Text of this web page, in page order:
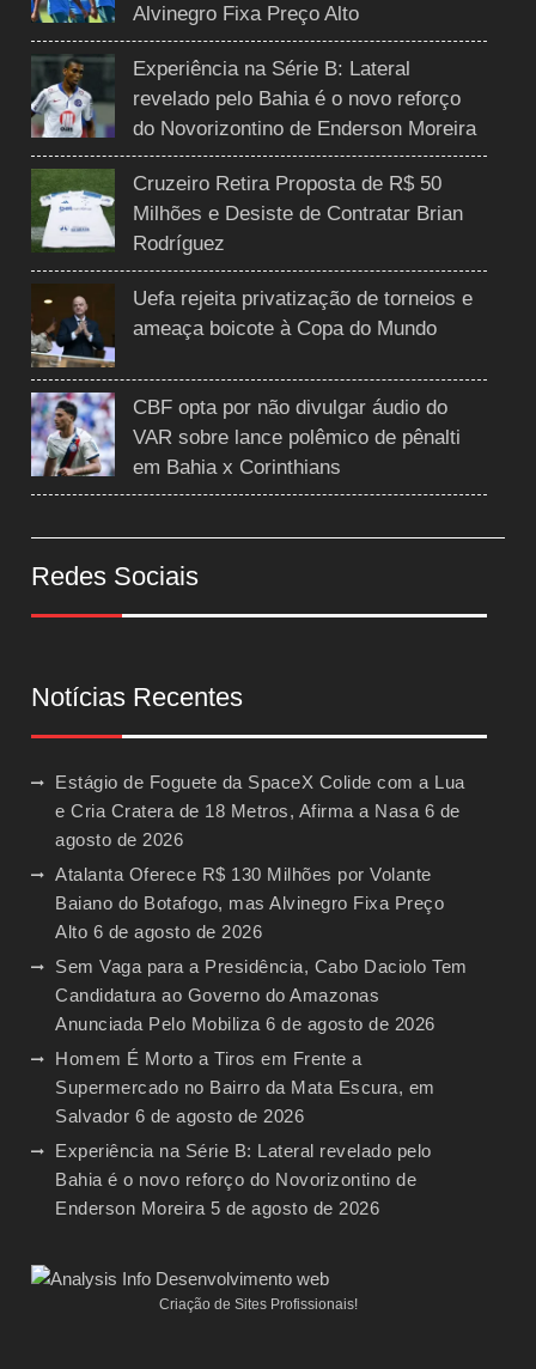
Alvinegro Fixa Preço Alto
Experiência na Série B: Lateral
revelado pelo Bahia é o novo reforço
do Novorizontino de Enderson Moreira
Cruzeiro Retira Proposta de R$ 50
Milhões e Desiste de Contratar Brian
Rodríguez
Uefa rejeita privatização de torneios e
ameaça boicote à Copa do Mundo
CBF opta por não divulgar áudio do
VAR sobre lance polêmico de pênalti
em Bahia x Corinthians
Redes Sociais
Notícias Recentes
Estágio de Foguete da SpaceX Colide com a Lua
e Cria Cratera de 18 Metros, Afirma a Nasa 6 de
agosto de 2026
Atalanta Oferece R$ 130 Milhões por Volante
Baiano do Botafogo, mas Alvinegro Fixa Preço
Alto 6 de agosto de 2026
Sem Vaga para a Presidência, Cabo Daciolo Tem
Candidatura ao Governo do Amazonas
Anunciada Pelo Mobiliza 6 de agosto de 2026
Homem É Morto a Tiros em Frente a
Supermercado no Bairro da Mata Escura, em
Salvador 6 de agosto de 2026
Experiência na Série B: Lateral revelado pelo
Bahia é o novo reforço do Novorizontino de
Enderson Moreira 5 de agosto de 2026
Criação de Sites Profissionais!